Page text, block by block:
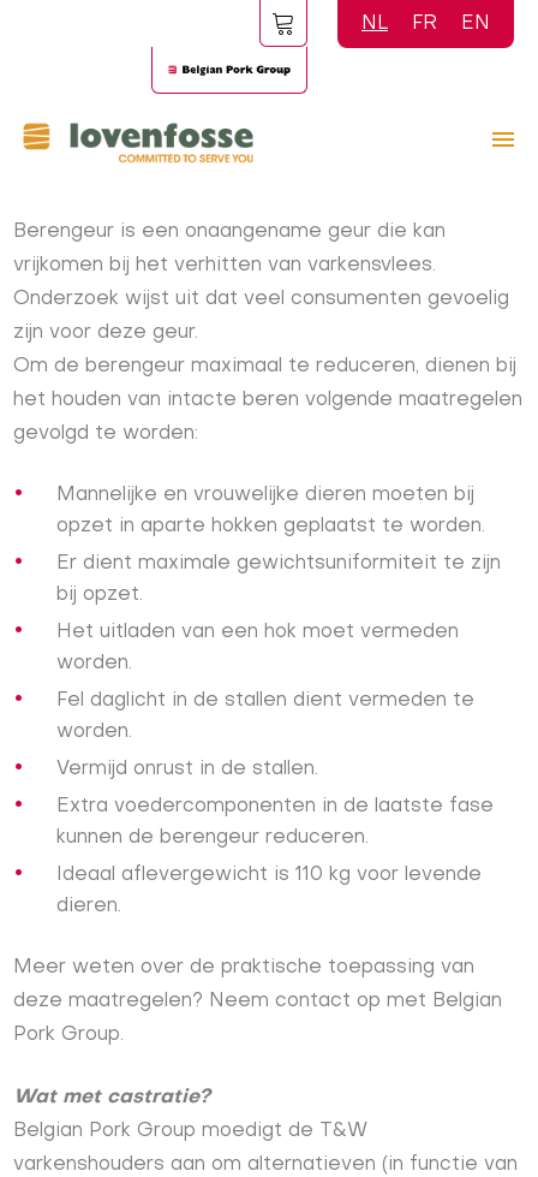
gaan
NL FR EN
Berengeur is een onaangename geur die kan
vrijkomen bij het verhitten van varkensvlees.
Onderzoek wijst uit dat veel consumenten gevoelig
zijn voor deze geur.
Om de berengeur maximaal te reduceren, dienen bij
het houden van intacte beren volgende maatregelen
gevolgd te worden:
Mannelijke en vrouwelijke dieren moeten bij
opzet in aparte hokken geplaatst te worden.
Er dient maximale gewichtsuniformiteit te zijn
bij opzet.
Het uitladen van een hok moet vermeden
worden.
Fel daglicht in de stallen dient vermeden te
worden.
Vermijd onrust in de stallen.
Extra voedercomponenten in de laatste fase
kunnen de berengeur reduceren.
Ideaal aflevergewicht is 110 kg voor levende
dieren.
Meer weten over de praktische toepassing van
deze maatregelen? Neem contact op met Belgian
Pork Group.
Wat met castratie?
Belgian Pork Group moedigt de T&W
varkenshouders aan om alternatieven (in functie van